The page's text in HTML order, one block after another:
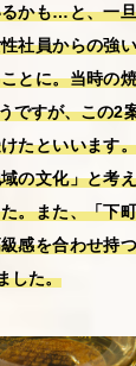
かも…と、一
社員からの強
とに。当時の
ですが、この2
たといいます
の文化」と考
。また、「下
感を合わせ持
した。